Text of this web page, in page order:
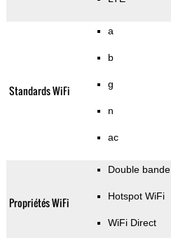
Standards WiFi
a
b
g
n
ac
Propriétés WiFi
Double bande
Hotspot WiFi
WiFi Direct